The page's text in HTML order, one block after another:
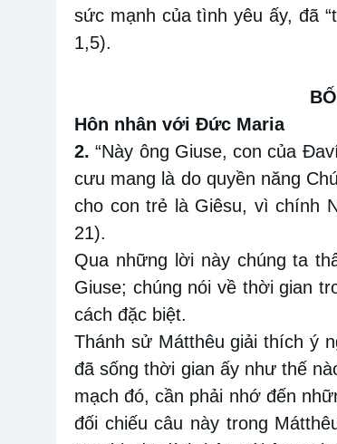
sức mạnh của tình yêu ấy, đã
1,5).
Hôn nhân với Đức Maria
2. “Này ông Giuse, con của
cưu mang là do quyền năng
cho con trẻ là Giêsu, vì chính
21).
Qua những lời này chúng ta
Giuse; chúng nói về thời gian
cách đặc biệt.
Thánh sử Mátthêu giải thích ý
đã sống thời gian ấy như thế
mạch đó, cần phải nhớ đến
đối chiếu câu này trong